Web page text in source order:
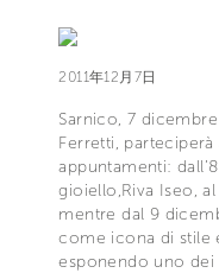
2011年12月7日
Sarnico, 7
Ferretti,
appuntamenti:
gioiello,Riva Iseo,
mentre dal 9
come icona di stile
esponendo uno